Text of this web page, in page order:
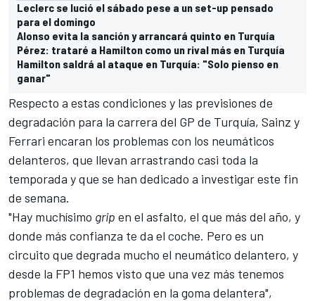
Leclerc se lució el sábado pese a un set-up pensado
para el domingo
Alonso evita la sanción y arrancará quinto en Turquía
Pérez: trataré a Hamilton como un rival más en Turquía
Hamilton saldrá al ataque en Turquía: "Solo pienso en
ganar"
Respecto a estas condiciones y las previsiones de
degradación para la carrera del GP de Turquía, Sainz y
Ferrari encaran los problemas con los neumáticos
delanteros, que llevan arrastrando casi toda la
temporada y que se han dedicado a investigar este fin
de semana.
"Hay muchísimo grip en el asfalto, el que más del año, y
donde más confianza te da el coche. Pero es un
circuito que degrada mucho el neumático delantero, y
desde la FP1 hemos visto que una vez más tenemos
problemas de degradación en la goma delantera",